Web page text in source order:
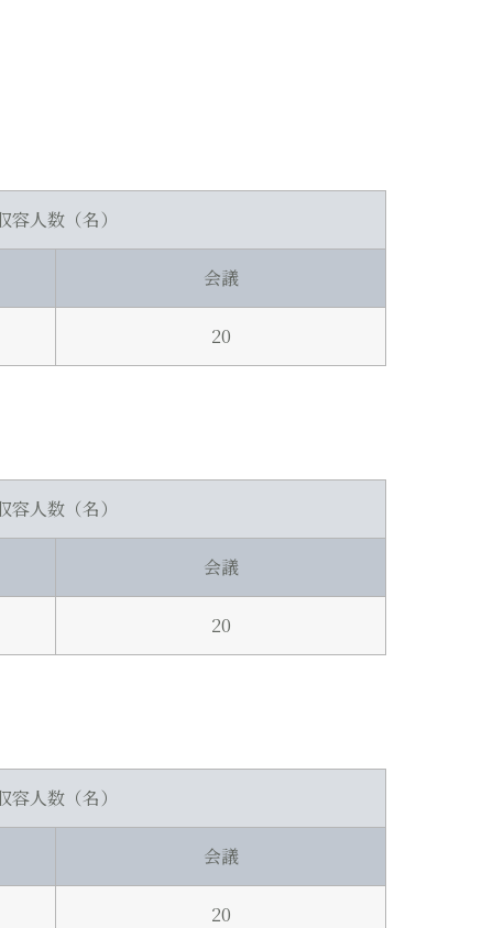
容人数（名）
会議
20
容人数（名）
会議
20
容人数（名）
会議
20